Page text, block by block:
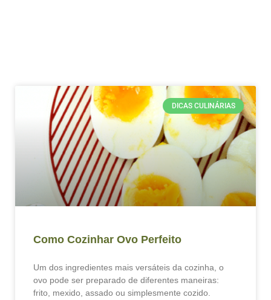
DICAS CULINÁRIAS
Como Cozinhar Ovo Perfeito
Um dos ingredientes mais versáteis da cozinha, o
ovo pode ser preparado de diferentes maneiras:
frito, mexido, assado ou simplesmente cozido.